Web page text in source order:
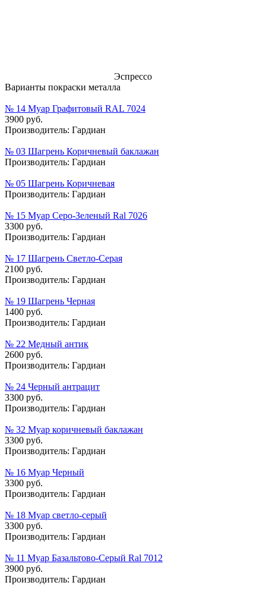
Эспрессо
Варианты покраски металла
№ 14 Муар Графитовый RAL 7024
3900 руб.
Производитель: Гардиан
№ 03 Шагрень Коричневый баклажан
Производитель: Гардиан
№ 05 Шагрень Коричневая
Производитель: Гардиан
№ 15 Муар Серо-Зеленый Ral 7026
3300 руб.
Производитель: Гардиан
№ 17 Шагрень Светло-Серая
2100 руб.
Производитель: Гардиан
№ 19 Шагрень Черная
1400 руб.
Производитель: Гардиан
№ 22 Медный антик
2600 руб.
Производитель: Гардиан
№ 24 Черный антрацит
3300 руб.
Производитель: Гардиан
№ 32 Муар коричневый баклажан
3300 руб.
Производитель: Гардиан
№ 16 Муар Черный
3300 руб.
Производитель: Гардиан
№ 18 Муар cветло-cерый
3300 руб.
Производитель: Гардиан
№ 11 Муар Базальтово-Серый Ral 7012
3900 руб.
Производитель: Гардиан